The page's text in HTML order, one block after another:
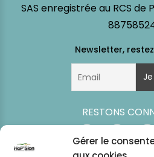
Gérer le
SAS enregistrée au RCS de
RESTONS